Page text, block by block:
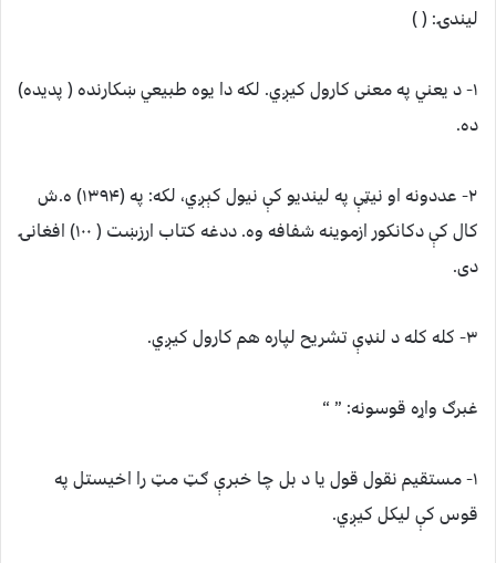
لیندۍ: ( )
۱- د یعني په معنی کارول کیږي. لکه دا یوه طبیعي ښکارنده ( پدیده)
ده.
۲- عددونه او نیټې په لیندیو کې نیول کېږي، لکه: په (۱۳۹۴) ه.ش
کال کې دکانکور ازموینه شفافه وه. ددغه کتاب ارزښت ( ۱۰۰) افغانۍ
دی.
۳- کله کله د لنډې تشریح لپاره هم کارول کیږي.
غبرګ واړه قوسونه: ” “
۱- مستقیم نقول قول یا د بل چا خبرې ګټ مټ را اخیستل په
قوس کې لیکل کیږي.